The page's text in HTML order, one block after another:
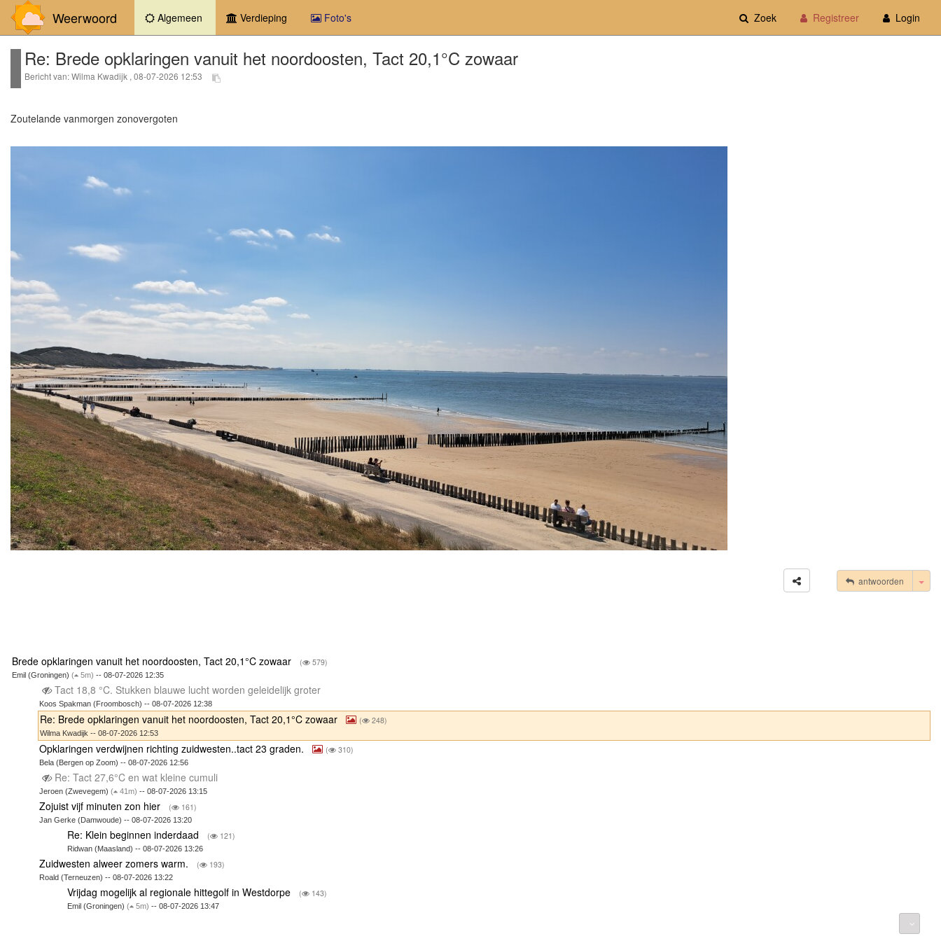
Weerwoord Algemeen (current)Verdieping Foto's Zoek Registreer Login
Re: Brede opklaringen vanuit het noordoosten, Tact 20,1°C zowaar
Bericht van: Wilma Kwadijk , 08-07-2026 12:53
Zoutelande vanmorgen zonovergoten
antwoorden
Brede opklaringen vanuit het noordoosten, Tact 20,1°C zowaar ( 579)
Emil (Groningen) ( 5m) -- 08-07-2026 12:35
Tact 18,8 °C. Stukken blauwe lucht worden geleidelijk groter
Koos Spakman (Froombosch) -- 08-07-2026 12:38
Re: Brede opklaringen vanuit het noordoosten, Tact 20,1°C zowaar ( 248)
Wilma Kwadijk -- 08-07-2026 12:53
Opklaringen verdwijnen richting zuidwesten..tact 23 graden. ( 310)
Bela (Bergen op Zoom) -- 08-07-2026 12:56
Re: Tact 27,6°C en wat kleine cumuli
Jeroen (Zwevegem)( 41m) -- 08-07-2026 13:15
Zojuist vijf minuten zon hier ( 161)
Jan Gerke (Damwoude) -- 08-07-2026 13:20
Re: Klein beginnen inderdaad ( 121)
Ridwan (Maasland) -- 08-07-2026 13:26
Zuidwesten alweer zomers warm. ( 193)
Roald (Terneuzen) -- 08-07-2026 13:22
Vrijdag mogelijk al regionale hittegolf in Westdorpe ( 143)
Emil (Groningen) ( 5m) -- 08-07-2026 13:47